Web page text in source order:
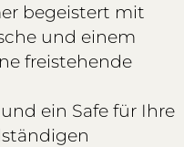
begeistert mit
und einem
freistehende
ein Safe für Ihre